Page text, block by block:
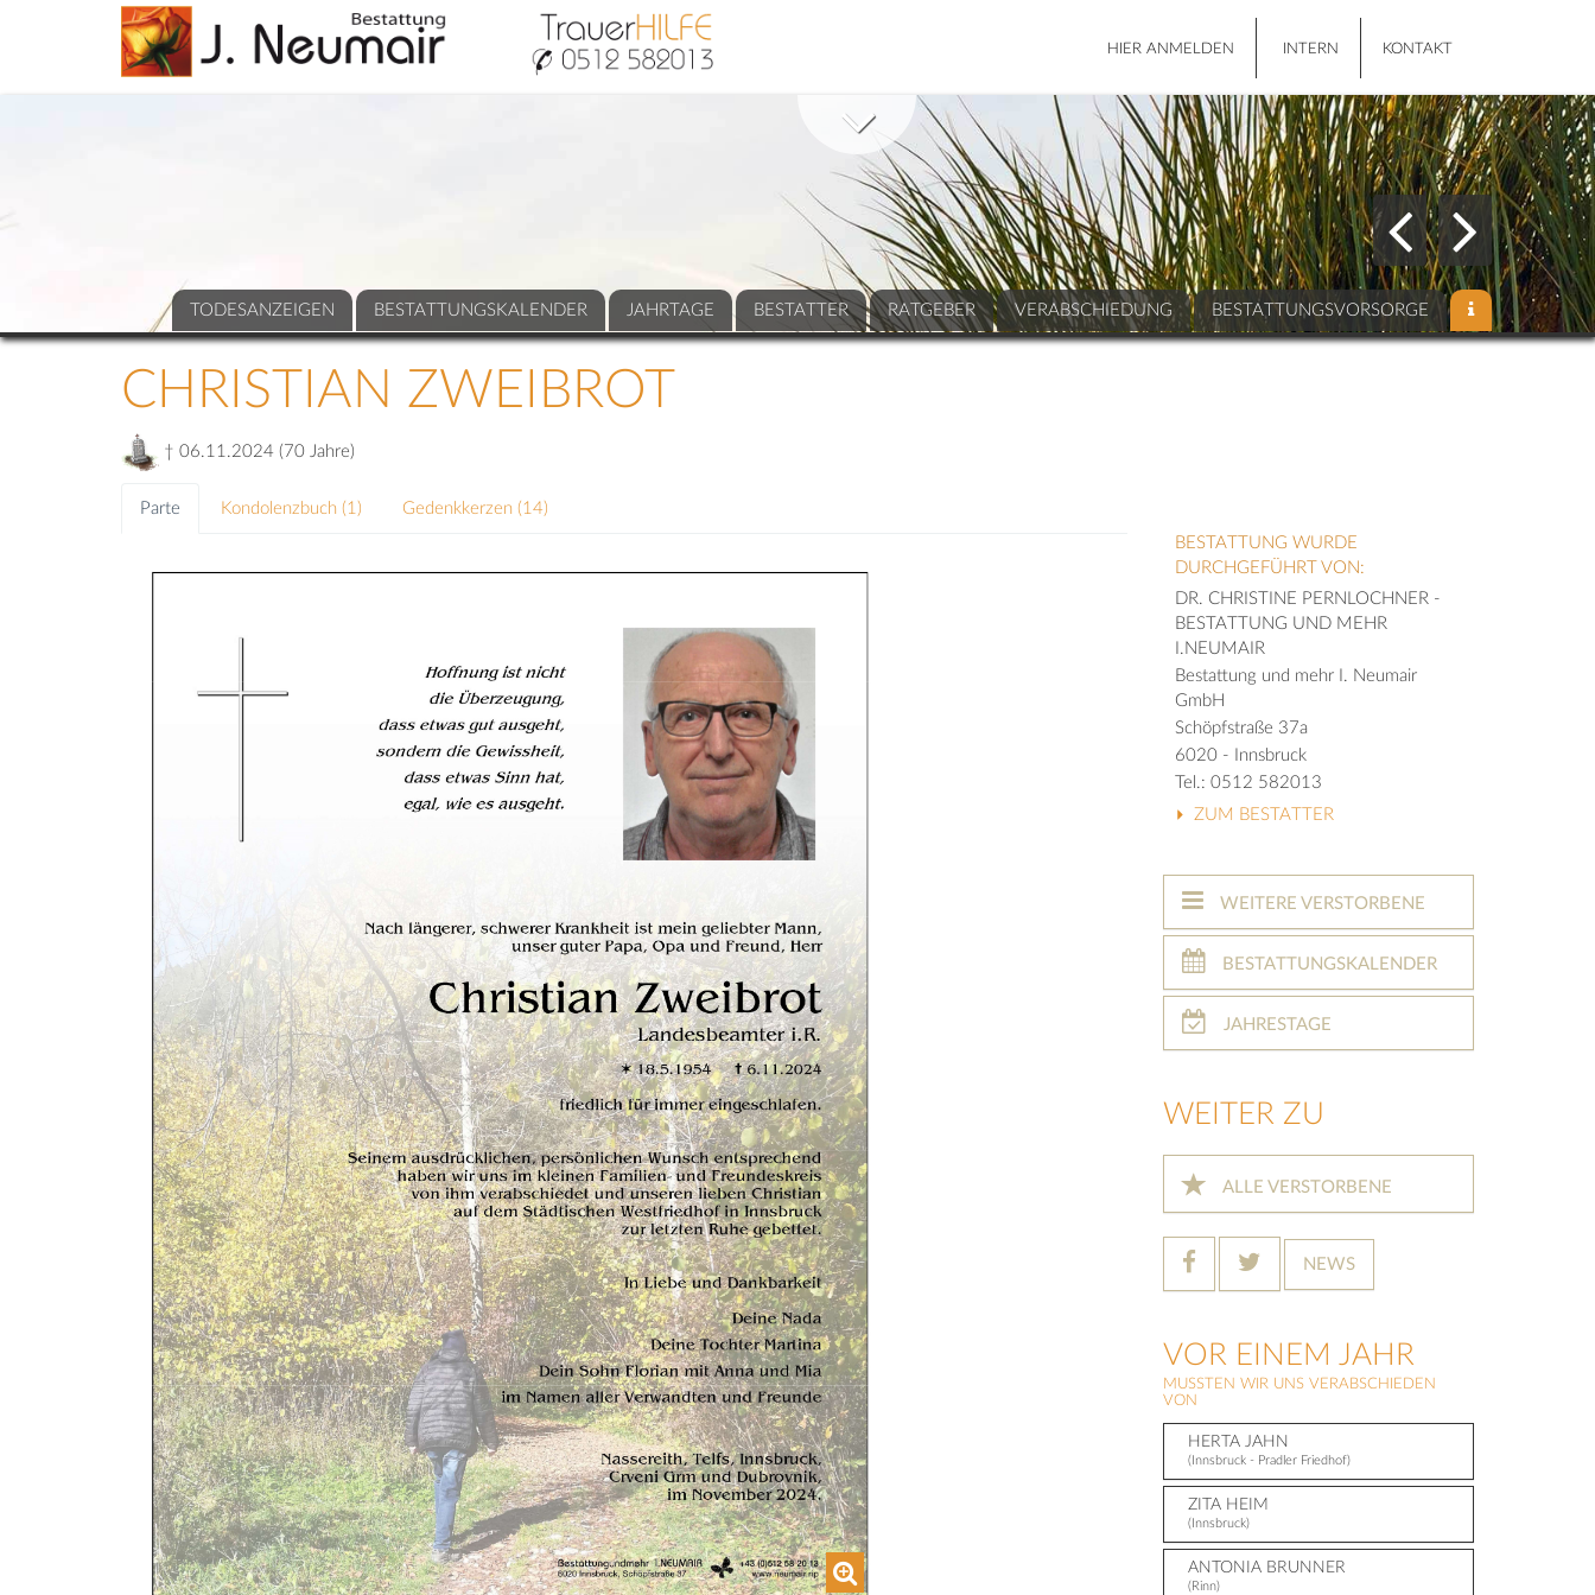
HIER ANMELDEN INTERN KONTAKT
TODESANZEIGEN BESTATTUNGSKALENDER JAHRTAGE BESTATTER RATGEBER VERABSCHIEDUNG BESTATTUNGSVORSORGE
CHRISTIAN ZWEIBROT
† 06.11.2024 (70 Jahre)
Parte Kondolenzbuch (1) Gedenkkerzen (14)
BESTATTUNG WURDE
DURCHGEFÜHRT VON:
DR. CHRISTINE PERNLOCHNER -
BESTATTUNG UND MEHR
I.NEUMAIR
Bestattung und mehr I. Neumair
GmbH
Schöpfstraße 37a
6020 - Innsbruck
Tel.: 0512 582013
ZUM BESTATTER
WEITERE VERSTORBENE
BESTATTUNGSKALENDER
JAHRESTAGE
WEITER ZU
ALLE VERSTORBENE
NEWS
VOR EINEM JAHR
MUSSTEN WIR UNS VERABSCHIEDEN
VON
HERTA JAHN
(Innsbruck - Pradler Friedhof)
ZITA HEIM
(Innsbruck)
ANTONIA BRUNNER
(Rinn)